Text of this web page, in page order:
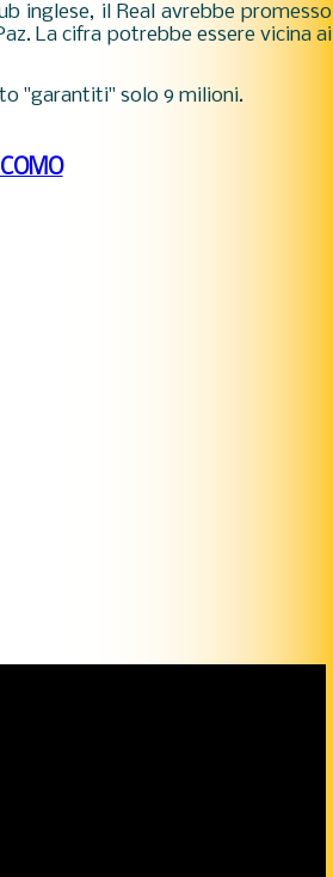
inglese, ilReal avrebbe promesso
La cifra potrebbe essere vicina ai
"garantiti" solo 9 milioni.